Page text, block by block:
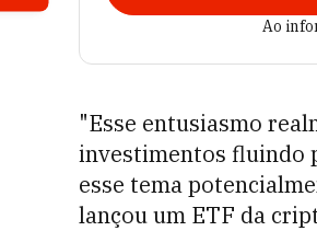
Ao
"Esse entusiasmo
investimentos fluindo
esse tema
lançou um ETF da